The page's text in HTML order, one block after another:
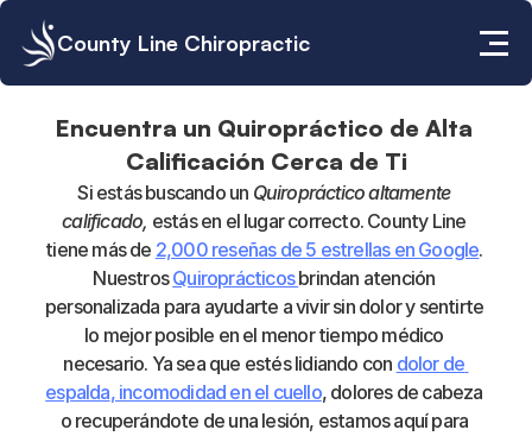
County Line Chiropractic
Encuentra un Quiropráctico de Alta
Calificación Cerca de Ti
Si estás buscando un Quiropráctico altamente
calificado, estás en el lugar correcto. County Line
tiene más de 2,000 reseñas de 5 estrellas en Google.
Nuestros Quiroprácticos brindan atención
personalizada para ayudarte a vivir sin dolor y sentirte
lo mejor posible en el menor tiempo médico
necesario. Ya sea que estés lidiando con dolor de
espalda, incomodidad en el cuello, dolores de cabeza
o recuperándote de una lesión, estamos aquí para